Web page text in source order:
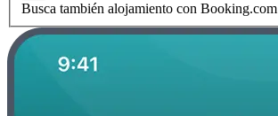
Busca también alojamiento con Booking.com